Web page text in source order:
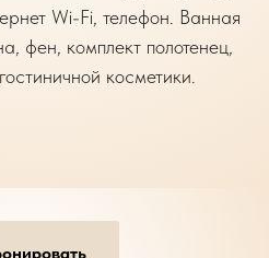
Wi-Fi, телефон. Ванная
фен, комплект полотенец,
косметики.